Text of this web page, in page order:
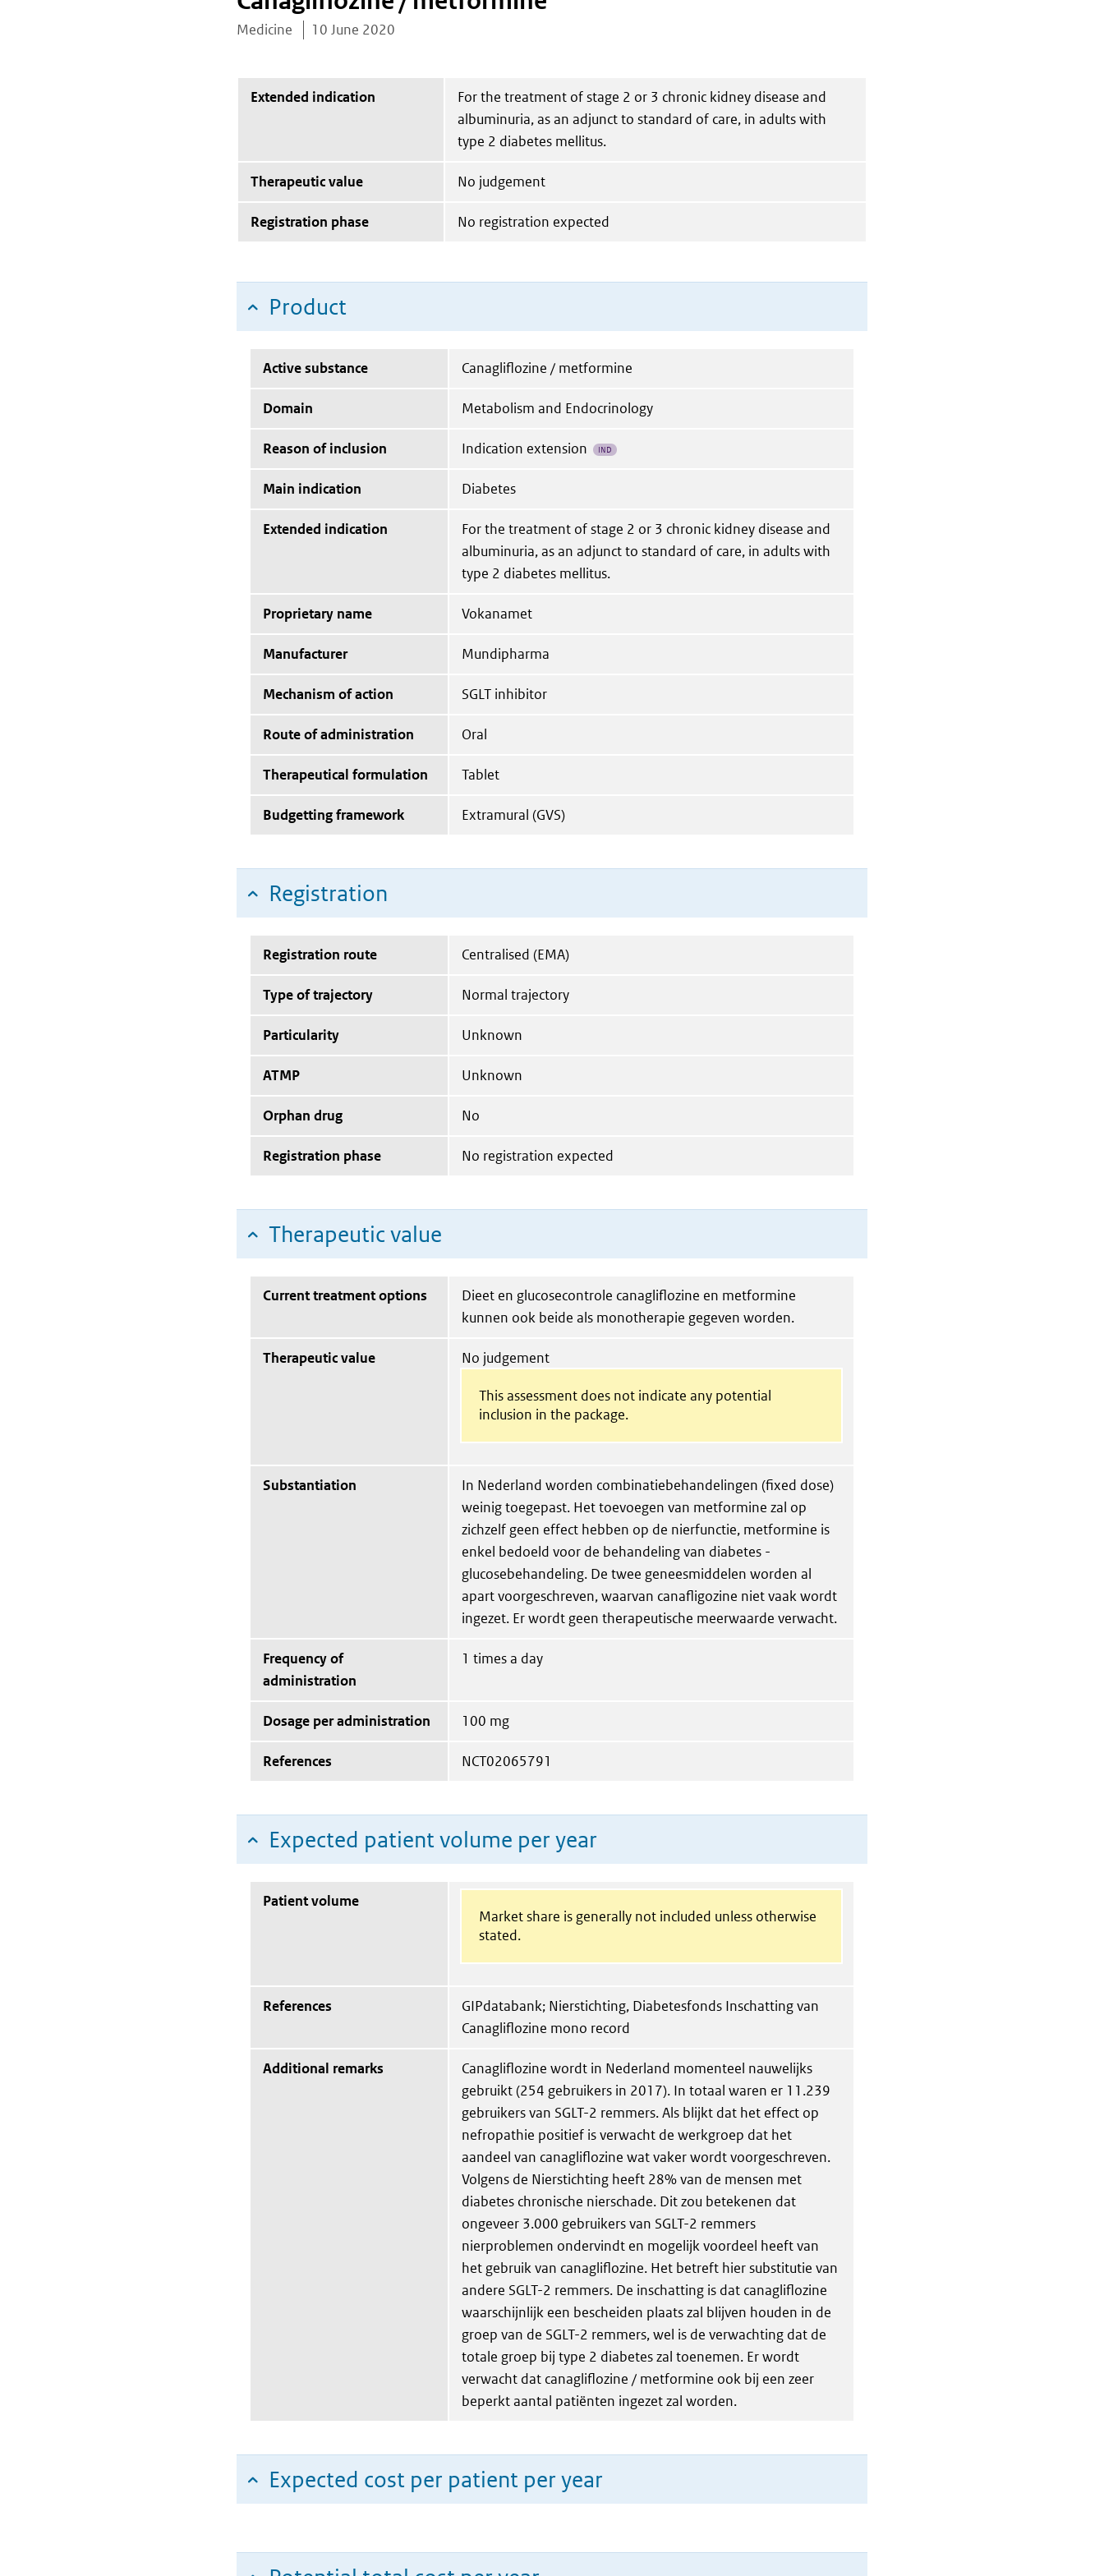
Medicine 10 June 2020
Extended indication
For the treatment of stage 2 or 3 chronic kidney disease and
albuminuria, as an adjunct to standard of care, in adults with
type 2 diabetes mellitus.
Therapeutic value No judgement
Registration phase No registration expected
Product
Active substance Canagliflozine / metformine
Domain Metabolism and Endocrinology
Reason of inclusion Indication extension IND
Main indication Diabetes
Extended indication
For the treatment of stage 2 or 3 chronic kidney disease and
albuminuria, as an adjunct to standard of care, in adults with
type 2 diabetes mellitus.
Proprietary name Vokanamet
Manufacturer Mundipharma
Mechanism of action SGLT inhibitor
Route of administration Oral
Therapeutical formulation Tablet
Budgetting framework Extramural (GVS)
Registration
Registration route Centralised (EMA)
Type of trajectory Normal trajectory
Particularity Unknown
ATMP Unknown
Orphan drug No
Registration phase No registration expected
Therapeutic value
Current treatment options
Dieet en glucosecontrole canagliflozine en metformine
kunnen ook beide als monotherapie gegeven worden.
Therapeutic value No judgement
This assessment does not indicate any potential
inclusion in the package.
Substantiation
In Nederland worden combinatiebehandelingen (fixed dose)
weinig toegepast. Het toevoegen van metformine zal op
zichzelf geen effect hebben op de nierfunctie, metformine is
enkel bedoeld voor de behandeling van diabetes -
glucosebehandeling. De twee geneesmiddelen worden al
apart voorgeschreven, waarvan canafligozine niet vaak wordt
ingezet. Er wordt geen therapeutische meerwaarde verwacht.
Frequency of
administration
1 times a day
Dosage per administration 100 mg
References NCT02065791
Expected patient volume per year
Patient volume
Market share is generally not included unless otherwise
stated.
References
GIPdatabank; Nierstichting, Diabetesfonds Inschatting van
Canagliflozine mono record
Additional remarks
Canagliflozine wordt in Nederland momenteel nauwelijks
gebruikt (254 gebruikers in 2017). In totaal waren er 11.239
gebruikers van SGLT-2 remmers. Als blijkt dat het effect op
nefropathie positief is verwacht de werkgroep dat het
aandeel van canagliflozine wat vaker wordt voorgeschreven.
Volgens de Nierstichting heeft 28% van de mensen met
diabetes chronische nierschade. Dit zou betekenen dat
ongeveer 3.000 gebruikers van SGLT-2 remmers
nierproblemen ondervindt en mogelijk voordeel heeft van
het gebruik van canagliflozine. Het betreft hier substitutie van
andere SGLT-2 remmers. De inschatting is dat canagliflozine
waarschijnlijk een bescheiden plaats zal blijven houden in de
groep van de SGLT-2 remmers, wel is de verwachting dat de
totale groep bij type 2 diabetes zal toenemen. Er wordt
verwacht dat canagliflozine / metformine ook bij een zeer
beperkt aantal patiënten ingezet zal worden.
Expected cost per patient per year